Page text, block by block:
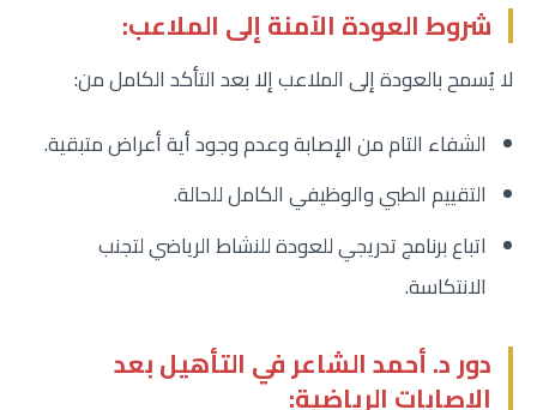
شروط العودة الآمنة إلى الملاعب:
لا يُسمح بالعودة إلى الملاعب إلا بعد التأكد الكامل من:
الشفاء التام من الإصابة وعدم وجود أية أعراض متبقية.
التقييم الطبي والوظيفي الكامل للحالة.
اتباع برنامج تدريجي للعودة للنشاط الرياضي لتجنب
الانتكاسة.
دور د. أحمد الشاعر في التأهيل بعد
الإصابات الرياضية: